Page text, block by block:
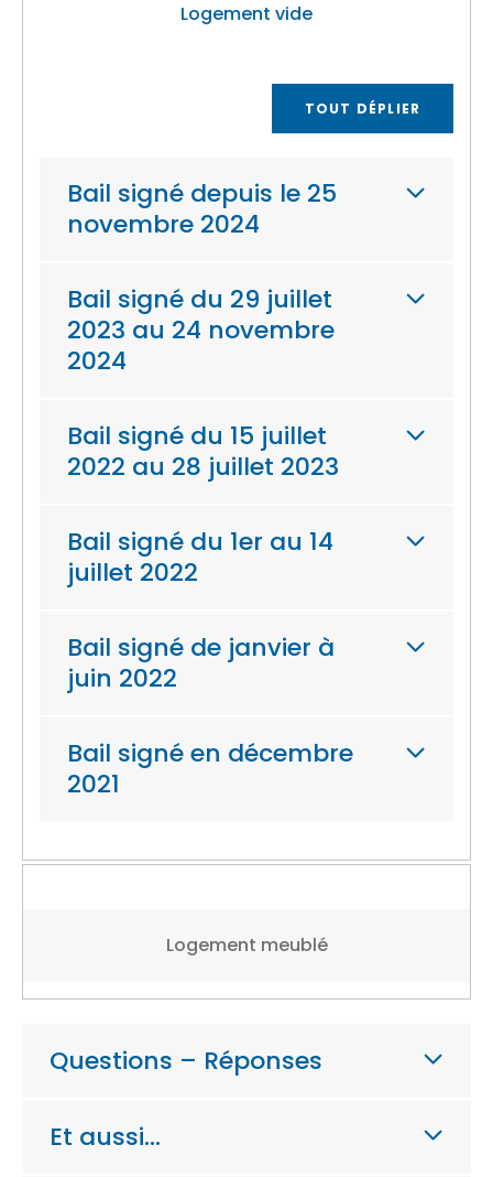
Logement vide
TOUT DÉPLIER
Bail signé depuis le 25
novembre 2024
Bail signé du 29 juillet
2023 au 24 novembre
2024
Bail signé du 15 juillet
2022 au 28 juillet 2023
Bail signé du 1er au 14
juillet 2022
Bail signé de janvier à
juin 2022
Bail signé en décembre
2021
Logement meublé
Questions – Réponses
Et aussi…